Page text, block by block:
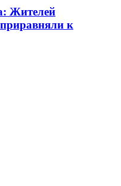
Жителей
к